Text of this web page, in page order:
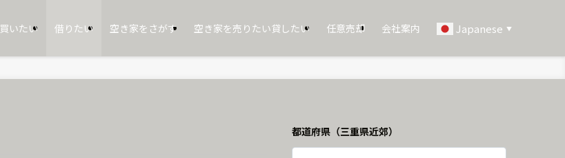
買いたい 借りたい 空き家をさがす 空き家を売りたい貸したい 任意売却 会社案内 Japanese ▼
都道府県（三重県近郊）